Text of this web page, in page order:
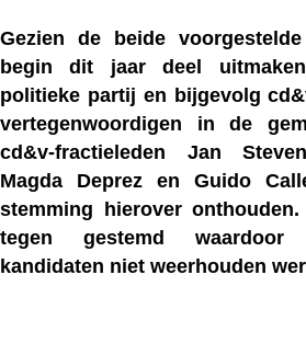
Gezien de beide
begin dit jaar deel
politieke partij en bijgevolg
vertegenwoordigen in de
cd&v-fractieleden Jan
Magda Deprez en Guido
stemming hierover
tegen gestemd waardoor
kandidaten niet weerhouden